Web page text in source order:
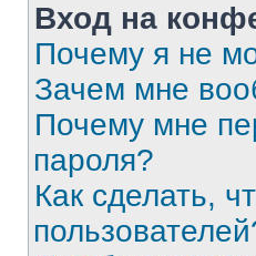
Вход на
Почему я не
Зачем мне
Почему мне
пароля?
Как сделать,